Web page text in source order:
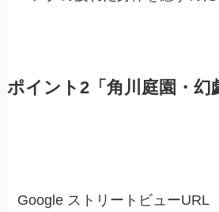
ポイント2「角川庭園・幻
Google ストリートビューURL